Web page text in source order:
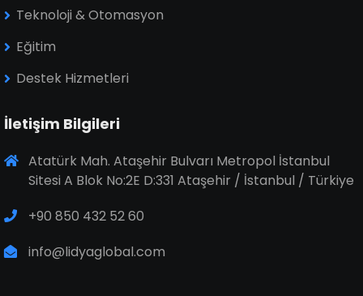
Teknoloji & Otomasyon
Eğitim
Destek Hizmetleri
İletişim Bilgileri
Atatürk Mah. Ataşehir Bulvarı Metropol İstanbul
Sitesi A Blok No:2E D:331 Ataşehir / İstanbul / Türkiye
+90 850 432 52 60
info@lidyaglobal.com